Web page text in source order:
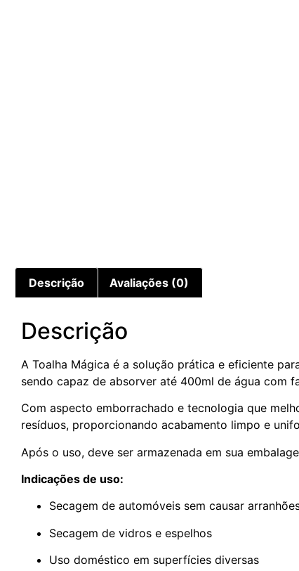
Descrição Avaliações (0)
Descrição
A Toalha Mágica é a solução prática e eficiente
sendo capaz de absorver até 400ml de água com
Com aspecto emborrachado e tecnologia que
resíduos, proporcionando acabamento limpo e
Após o uso, deve ser armazenada em sua
Indicações de uso:
Secagem de automóveis sem causar
Secagem de vidros e espelhos
Uso doméstico em superfícies diversas